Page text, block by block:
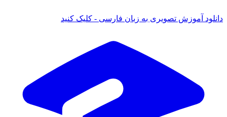
دانلود آموزش تصویری به زبان فارسی - کلیک کنید